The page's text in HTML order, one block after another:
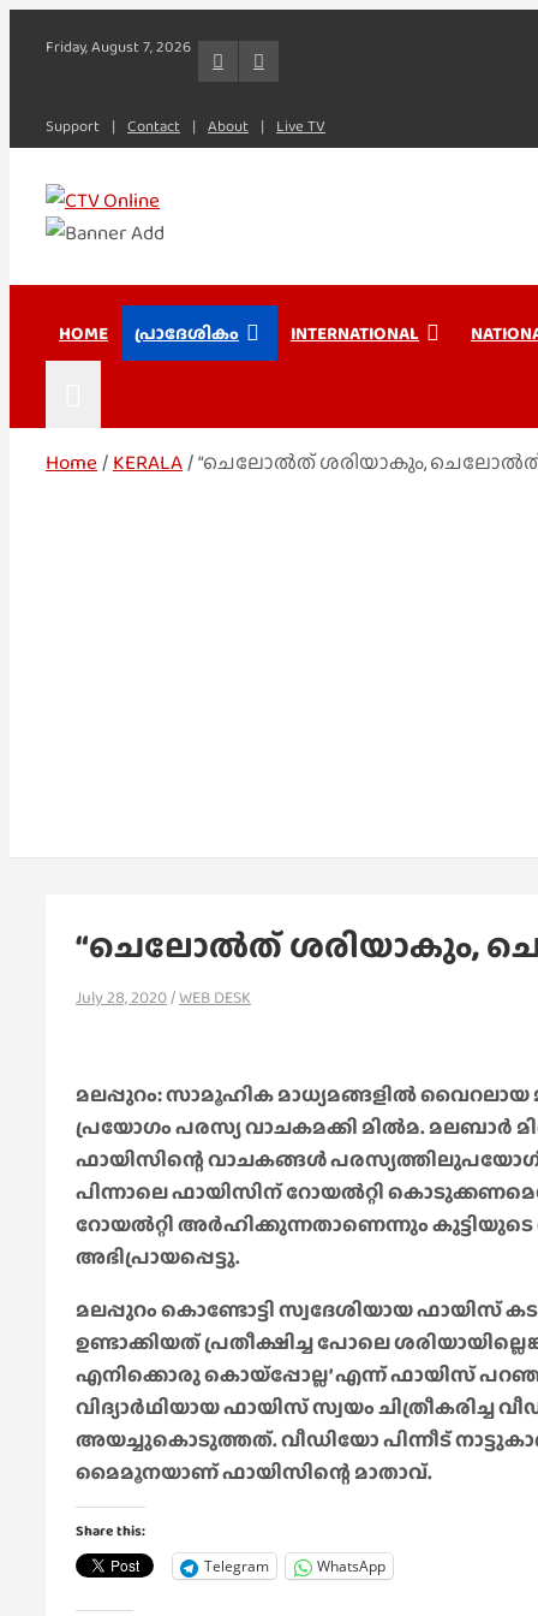
Friday, August 7, 2026
Support Contact About Live TV
CTV Online
HOME പ്രാദേശികം INTERNATIONAL
Home KERALA “ചെലോല്‍ത് ശരിയാകും, ചെലോല്‍ത്
“ചെലോല്‍ത് ശരിയാകും,
July 28, 2020 WEB DESK
മലപ്പുറം: സാമൂഹിക മാധ്യമങ്ങളിൽ
പ്രയോഗം പരസ്യ വാചകമക്കി മില്‍മ. മലബാര്‍
ഫായിസിന്റെ വാചകങ്ങള്‍
പിന്നാലെ ഫായിസിന് റോയല്‍റ്റി
റോയല്‍റ്റി അര്‍ഹിക്കുന്നതാണെന്നും
അഭിപ്രായപ്പെട്ടു.
മലപ്പുറം കൊണ്ടോട്ടി സ്വദേശിയായ
ഉണ്ടാക്കിയത് പ്രതീക്ഷിച്ച പോലെ
എനിക്കൊരു കൊയ്‌പ്പോല്ല’ എന്ന് ഫായിസ്
വിദ്യാര്‍ഥിയായ ഫായിസ് സ്വയം
അയച്ചുകൊടുത്തത്. വീഡിയോ പിന്നീട്
മൈമൂനയാണ് ഫായിസിന്റെ മാതാവ്.
Share this:
Telegram WhatsApp